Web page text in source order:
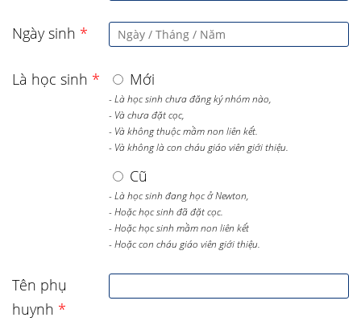
Ngày sinh *
Là học sinh * Mới
- Là học sinh chưa đăng ký nhóm nào,
- Và chưa đặt cọc,
- Và không thuộc mầm non liên kết.
- Và không là con cháu giáo viên giới thiệu.
Cũ
- Là học sinh đang học ở Newton,
- Hoặc học sinh đã đặt cọc.
- Hoặc học sinh mầm non liên kết
- Hoặc con cháu giáo viên giới thiệu.
Tên phụ
huynh *